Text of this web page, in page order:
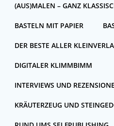
(AUS)MALEN – GANZ
BASTELN MIT PAPIER
DER BESTE ALLER
DIGITALER KLIMMBIMM
INTERVIEWS UND
KRÄUTERZEUG UND